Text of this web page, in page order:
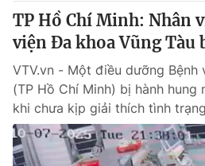
TP Hồ Chí Minh: Nhân
viện Đa khoa Vũng Tàu
VTV.vn - Một điều dưỡng Bệnh
(TP Hồ Chí Minh) bị hành
khi chưa kịp giải thích tình